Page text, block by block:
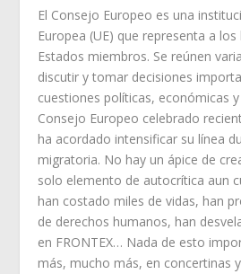
El Consejo Europeo es una
Europea (UE) que representa a
Estados miembros. Se reúnen
discutir y tomar decisiones
cuestiones políticas, económicas y
Consejo Europeo celebrado
ha acordado intensificar su línea
migratoria. No hay un ápice de
solo elemento de autocrítica aun
han costado miles de vidas, han
de derechos humanos, han
en FRONTEX… Nada de esto
más, mucho más, en concertinas